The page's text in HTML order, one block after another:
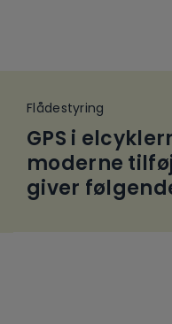
Flådestyring
GPS i
moderne
giver